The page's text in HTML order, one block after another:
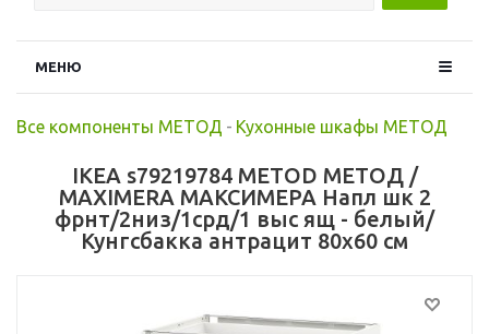
МЕНЮ
Все компоненты МЕТОД - Кухонные шкафы МЕТОД
IKEA s79219784 METOD МЕТОД /
MAXIMERA МАКСИМЕРА Напл шк 2
фрнт/2низ/1срд/1 выс ящ - белый/
Кунгсбакка антрацит 80x60 см